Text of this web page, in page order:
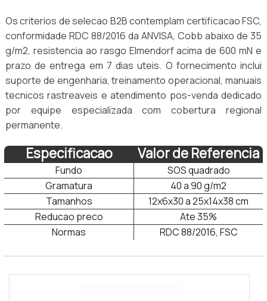
Os criterios de selecao B2B contemplam certificacao FSC,
conformidade RDC 88/2016 da ANVISA, Cobb abaixo de 35
g/m2, resistencia ao rasgo Elmendorf acima de 600 mN e
prazo de entrega em 7 dias uteis. O fornecimento inclui
suporte de engenharia, treinamento operacional, manuais
tecnicos rastreaveis e atendimento pos-venda dedicado
por equipe especializada com cobertura regional
permanente.
Especificacao Valor de Referencia
Fundo
SOS quadrado
Gramatura
40 a 90 g/m2
Tamanhos
12x6x30 a 25x14x38 cm
Reducao preco
Ate 35%
Normas
RDC 88/2016, FSC